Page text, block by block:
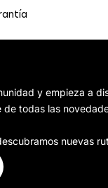
y empieza a
de todas las
nuevas